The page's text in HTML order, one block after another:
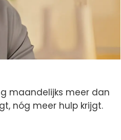
maandelijks meer dan
nóg meer hulp krijgt.